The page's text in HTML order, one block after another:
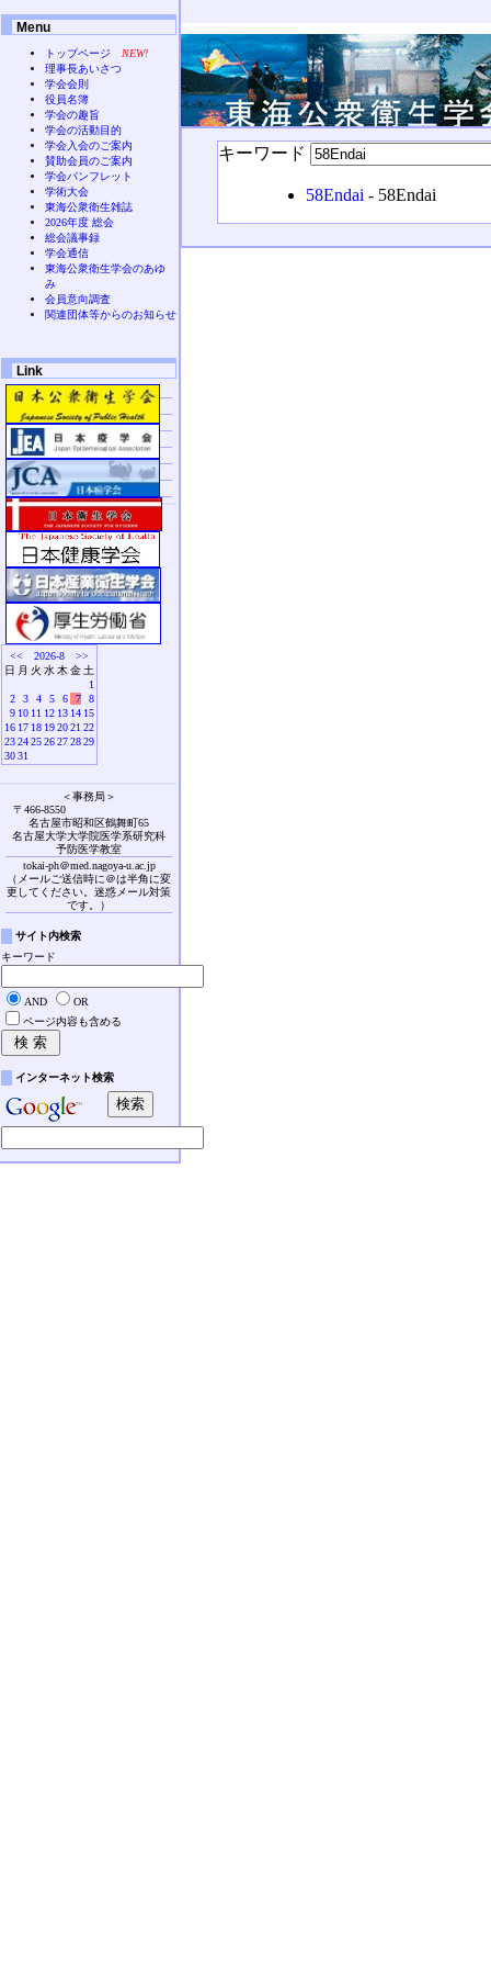
キーワード
58Endai - 58Endai
Menu
トップページ
NEW!
理事長あいさつ
学会会則
役員名簿
学会の趣旨
学会の活動目的
学会入会のご案内
賛助会員のご案内
学会パンフレット
学術大会
東海公衆衛生雑誌
2026年度 総会
総会議事録
学会通信
東海公衆衛生学会のあゆ
み
会員意向調査
関連団体等からのお知らせ
Link
<< 2026-8
>>
日 月 火 水 木 金 土
1
2
3 4 5 6 7
8
9 10 11 12 13 14 15
16 17 18 19 20 21 22
23 24 25 26 27 28 29
30 31
＜事務局＞
〒466-8550
名古屋市昭和区鶴舞町65
名古屋大学大学院医学系研究科
予防医学教室
tokai-ph＠med.nagoya-u.ac.jp
（メールご送信時に＠は半角に変
更してください。迷惑メール対策
です。）
サイト内検索
キーワード
AND
OR
ページ内容も含める
インターネット検索